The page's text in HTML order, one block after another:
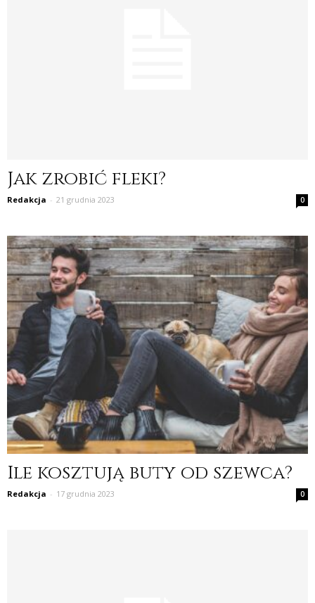
Jak zrobić fleki?
Redakcja - 21 grudnia 2023 0
Ile kosztują buty od szewca?
Redakcja - 17 grudnia 2023 0